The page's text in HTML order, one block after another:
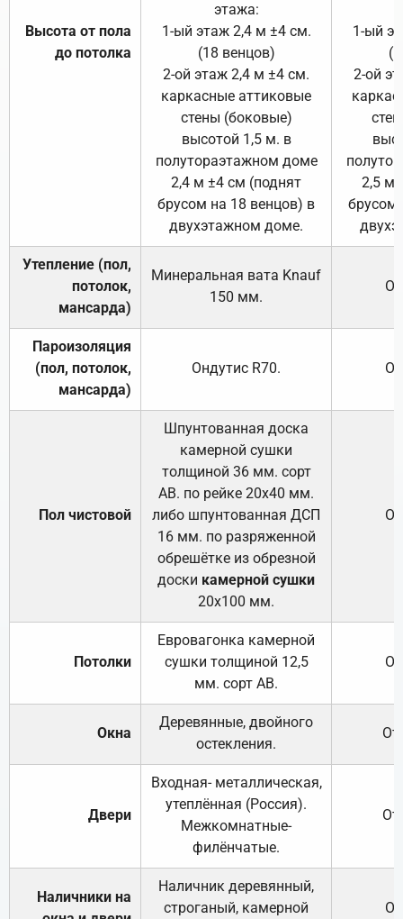
Высота от пола
до потолка
этажа:
1-ый этаж 2,4 м ±4 см.
(18 венцов)
2-ой этаж 2,4 м ±4 см.
каркасные аттиковые
стены (боковые)
высотой 1,5 м. в
полутораэтажном доме
2,4 м ±4 см (поднят
брусом на 18 венцов) в
двухэтажном доме.
1-ый
2-ой
2,5 м
брусом
Утепление (пол,
потолок,
мансарда)
Минеральная вата Knauf
150 мм.
Пароизоляция
(пол, потолок,
мансарда)
Ондутис R70.
Пол чистовой
Шпунтованная доска
камерной сушки
толщиной 36 мм. сорт
АВ. по рейке 20х40 мм.
либо шпунтованная ДСП
16 мм. по разряженной
обрешётке из обрезной
доски камерной сушки
20х100 мм.
Потолки
Евровагонка камерной
сушки толщиной 12,5
мм. сорт АВ.
Окна
Деревянные, двойного
остекления.
Двери
Входная- металлическая,
утеплённая (Россия).
Межкомнатные-
филёнчатые.
Наличники на
Наличник деревянный,
строганый, камерной